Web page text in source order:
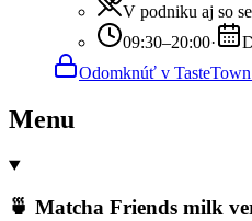
V podniku aj so
09:30–20:00·
Odomknúť v
Menu
🍵 Matcha Friends milk